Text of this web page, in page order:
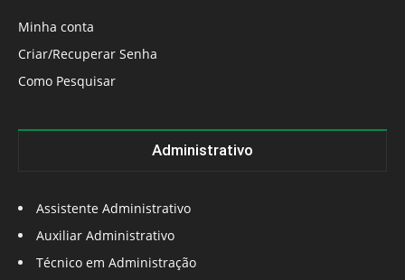
Minha conta
Criar/Recuperar Senha
Como Pesquisar
Administrativo
Assistente Administrativo
Auxiliar Administrativo
Técnico em Administração